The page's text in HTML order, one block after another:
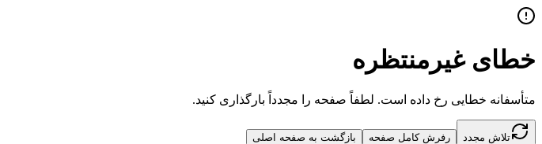
خطای غیرمنتظره
متأسفانه خطایی رخ داده است. لطفاً صفحه را مجدداً بارگذاری کنید.
تلاش مجدد رفرش کامل صفحه بازگشت به صفحه اصلی